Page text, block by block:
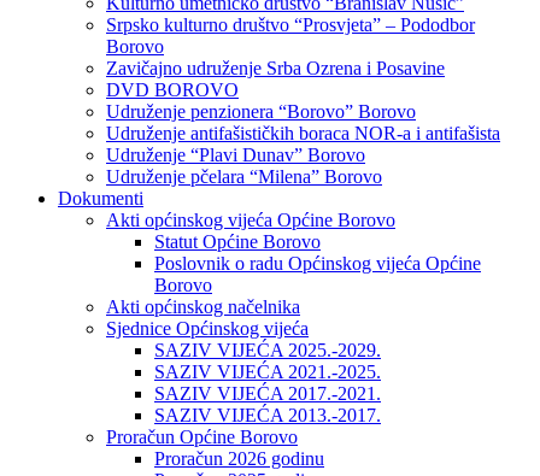
Srpsko kulturno društvo “Prosvjeta” – Pododbor
Borovo
Zavičajno udruženje Srba Ozrena i Posavine
DVD BOROVO
Udruženje penzionera “Borovo” Borovo
Udruženje antifašističkih boraca NOR-a i antifašista
Udruženje “Plavi Dunav” Borovo
Udruženje pčelara “Milena” Borovo
Dokumenti
Akti općinskog vijeća Općine Borovo
Statut Općine Borovo
Poslovnik o radu Općinskog vijeća Općine
Borovo
Akti općinskog načelnika
Sjednice Općinskog vijeća
SAZIV VIJEĆA 2025.-2029.
SAZIV VIJEĆA 2021.-2025.
SAZIV VIJEĆA 2017.-2021.
SAZIV VIJEĆA 2013.-2017.
Proračun Općine Borovo
Proračun 2026 godinu